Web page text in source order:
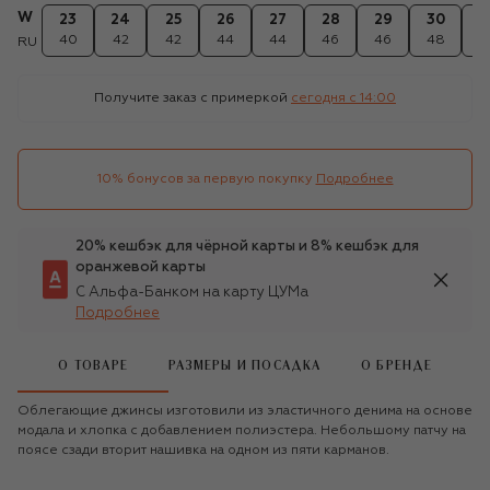
W
RU
23
40
24
42
25
42
26
44
27
44
28
46
29
46
30
48
Получите заказ с примеркой сегодня c 14:00
10% бонусов за первую покупку Подробнее
20% кешбэк для чёрной карты и 8% кешбэк для
оранжевой карты
С Альфа-Банком на карту ЦУМа
Подробнее
О ТОВАРЕ РАЗМЕРЫ И ПОСАДКА О БРЕНДЕ
Облегающие джинсы изготовили из эластичного денима на основе
модала и хлопка с добавлением полиэстера. Небольшому патчу на
поясе сзади вторит нашивка на одном из пяти карманов.